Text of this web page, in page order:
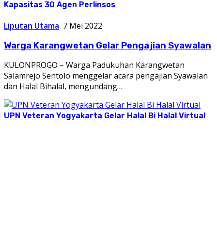
Kapasitas 30 Agen Perlinsos
Liputan Utama 7 Mei 2022
Warga Karangwetan Gelar Pengajian Syawalan
KULONPROGO – Warga Padukuhan Karangwetan
Salamrejo Sentolo menggelar acara pengajian Syawalan
dan Halal Bihalal, mengundang…
UPN Veteran Yogyakarta Gelar Halal Bi Halal Virtual